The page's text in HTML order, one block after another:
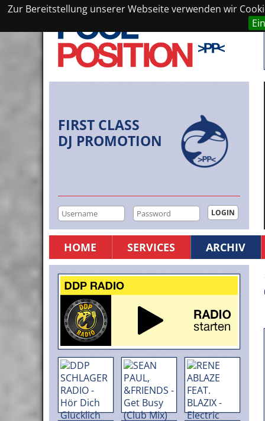
Zur Bereitstellung unserer Webseite verwenden wir
FIRST CLASS
DJ PROMOTION
HOME SERVICES ARCHIV